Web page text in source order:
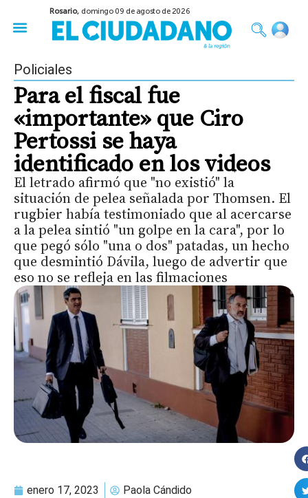
Rosario, domingo 09 de agosto de 2026
Policiales
Para el fiscal fue
«importante» que Ciro
Pertossi se haya
identificado en los videos
El letrado afirmó que "no existió" la
situación de pelea señalada por Thomsen. El
rugbier había testimoniado que al acercarse
a la pelea sintió "un golpe en la cara", por lo
que pegó sólo "una o dos" patadas, un hecho
que desmintió Dávila, luego de advertir que
eso no se refleja en las filmaciones
enero 17, 2023 Paola Cándido